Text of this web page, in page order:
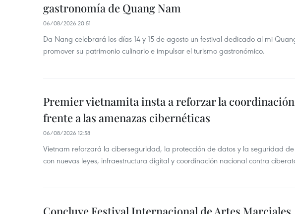
gastronomía de Quang Nam
06/08/2026 20:51
Da Nang celebrará los días 14 y 15 de agosto un festival dedicado al mi
promover su patrimonio culinario e impulsar el turismo gastronómico.
Premier vietnamita insta a reforzar la coordinación
frente a las amenazas cibernéticas
06/08/2026 12:58
Vietnam reforzará la ciberseguridad, la protección de datos y la seguridad
con nuevas leyes, infraestructura digital y coordinación nacional contra